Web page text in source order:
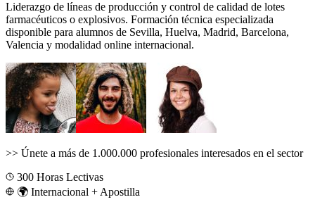
Liderazgo de líneas de producción y control de calidad de lotes
farmacéuticos o explosivos. Formación técnica especializada
disponible para alumnos de Sevilla, Huelva, Madrid, Barcelona,
Valencia y modalidad online internacional.
>> Únete a más de 1.000.000 profesionales interesados en el sector
300 Horas Lectivas
🌍 Internacional + Apostilla